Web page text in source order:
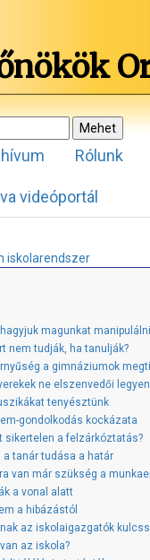
Rólunk
videóportál
iskolarendszer
magunkat
nem tudják, ha tanulják?
a gimnáziumok
ne elszenvedői
tenyésztünk
gondolkodás kockázata
sikertelen a felzárkóztatás?
a tanár tudása a határ
van már szükség a
a vonal alatt
a hibázástól
az iskolaigazgatók
az iskola?